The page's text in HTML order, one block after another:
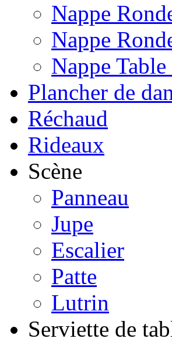
Nappe
Nappe
Nappe
Plancher de
Réchaud
Rideaux
Scène
Panneau
Jupe
Escalier
Patte
Lutrin
Serviette de